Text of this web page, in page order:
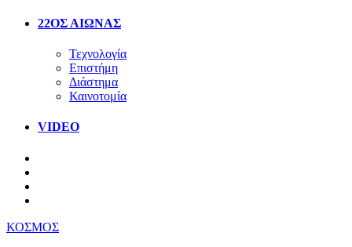
22ΟΣ ΑΙΩΝΑΣ
Τεχνολογία
Επιστήμη
Διάστημα
Καινοτομία
VIDEO
ΚΟΣΜΟΣ